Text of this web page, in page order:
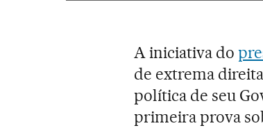
A iniciativa do
de extrema
política de seu
primeira prova